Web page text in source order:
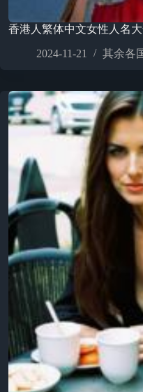
香港人繁体中文女性人名
2024-11-21 其余各